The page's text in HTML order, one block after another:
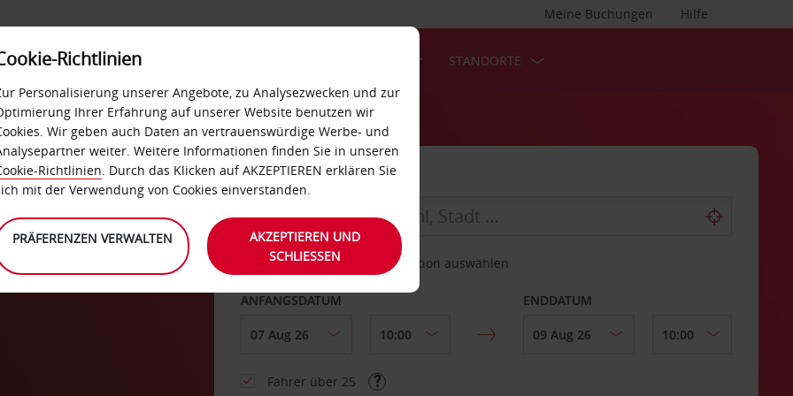
Hilfe
Meine Buchungen
LOYALTY SELF-SERVICES STANDORTE
ABHOLEN VON
Eine andere Rückgabestation auswählen
ANFANGSDATUM ENDDATUM
Fahrer über 25
Richtlinien
Personalisierung unserer Angebote, zu Analysezwecken und zur
Ihrer Erfahrung auf unserer Website benutzen wir
Wir geben auch Daten an vertrauenswürdige Werbe- und
weiter. Weitere Informationen finden Sie in unseren
Richtlinien. Durch das Klicken auf AKZEPTIEREN erklären Sie
mit der Verwendung von Cookies einverstanden.
PRÄFERENZEN VERWALTEN
AKZEPTIEREN UND
SCHLIESSEN